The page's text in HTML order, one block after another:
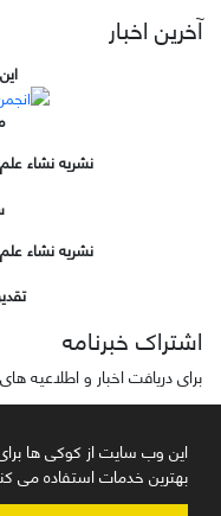
این وب سایت از کوکی ها برای
بهترین خدمات استفاده می
آخرین اخبار
نشریه نشاء
نشریه نشاء
اشتراک خبرنامه
برای دریافت اخبار و اطلاعیه